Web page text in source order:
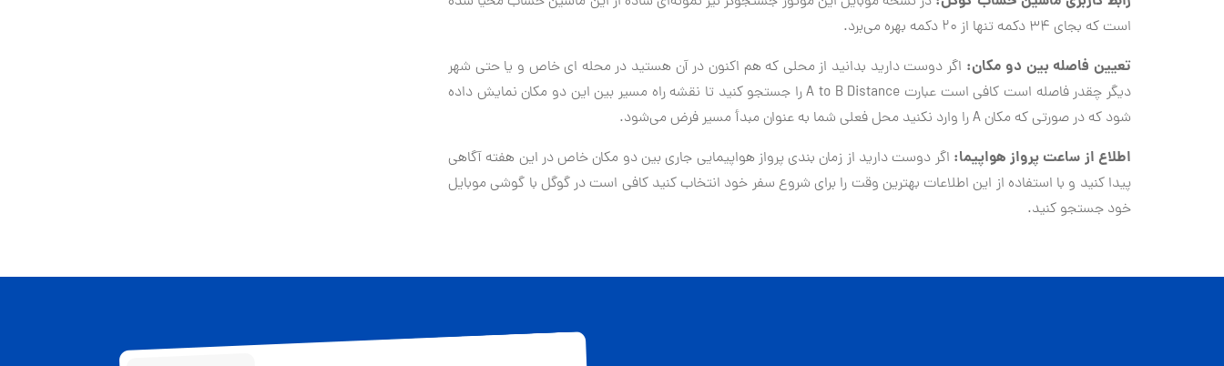
است که بجای ۳۴ دکمه تنها از ۲۰ دکمه بهره می‌برد.
تعیین فاصله بین دو مکان: اگر دوست دارید بدانید از محلی که هم اکنون در آن هستید در محله ای خاص و یا حتی شهر
دیگر چقدر فاصله است کافی است عبارت A to B Distance را جستجو کنید تا نقشه راه مسیر بین این دو مکان نمایش داده
شود که در صورتی که مکان A را وارد نکنید محل فعلی شما به عنوان مبدأ مسیر فرض می‌شود.
اطلاع از ساعت پرواز هواپیما: اگر دوست دارید از زمان بندی پرواز هواپیمایی جاری بین دو مکان خاص در این هفته آگاهی
پیدا کنید و با استفاده از این اطلاعات بهترین وقت را برای شروع سفر خود انتخاب کنید کافی است در گوگل با گوشی موبایل
خود جستجو کنید.